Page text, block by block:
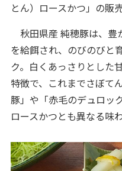
とん）ロースかつ」の販
秋田県産 純穂豚は、豊
を給餌され、のびのびと
ク。白くあっさりとした
特徴で、これまでさぼて
豚」や「赤毛のデュロッ
ロースかつとも異なる味